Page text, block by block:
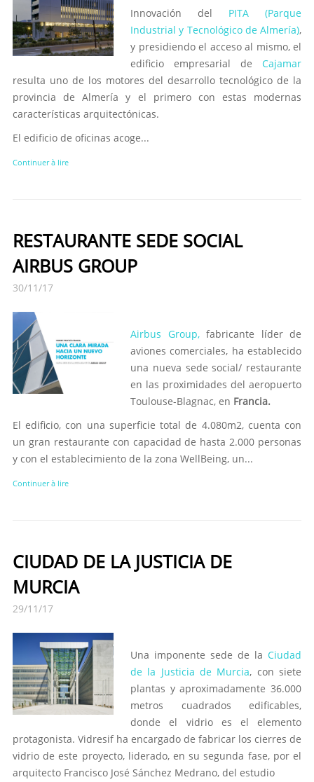
Innovación del PITA (Parque
Industrial y Tecnológico de Almería),
y presidiendo el acceso al mismo, el
edificio empresarial de Cajamar
resulta uno de los motores del desarrollo tecnológico de la
provincia de Almería y el primero con estas modernas
características arquitectónicas.
El edificio de oficinas acoge...
Continuer à lire
RESTAURANTE SEDE SOCIAL
AIRBUS GROUP
30/11/17
Airbus Group,fabricante líder de
aviones comerciales, ha establecido
una nueva sede social/ restaurante
en las proximidades del aeropuerto
Toulouse-Blagnac, en Francia.
El edificio, con una superficie total de 4.080m2, cuenta con
un gran restaurante con capacidad de hasta 2.000 personas
y con el establecimiento de la zona WellBeing, un...
Continuer à lire
CIUDAD DE LA JUSTICIA DE
MURCIA
29/11/17
Una imponente sede de la Ciudad
de la Justicia de Murcia, con siete
plantas y aproximadamente 36.000
metros cuadrados edificables,
donde el vidrio es el elemento
protagonista. Vidresif ha encargado de fabricar los cierres de
vidrio de este proyecto, liderado, en su segunda fase, por el
arquitecto Francisco José Sánchez Medrano, del estudio